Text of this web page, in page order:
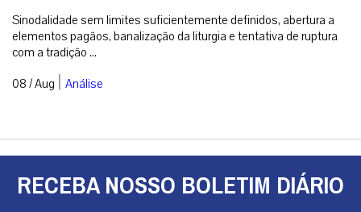
Sinodalidade sem limites suficientemente definidos, abertura a
elementos pagãos, banalização da liturgia e tentativa de ruptura
com a tradição ...
08 / Aug | Análise
RECEBA NOSSO BOLETIM DIÁRIO